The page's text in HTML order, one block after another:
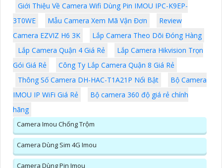
Giới Thiệu Về Camera Wifi Dùng Pin IMOU IPC-K9EP-
3T0WE
Mẫu Camera Xem Mã Vận Đơn
Review
Camera EZVIZ H6 3K
Lắp Camera Theo Dõi Đóng Hàng
Lắp Camera Quận 4 Giá Rẻ
Lắp Camera Hikvision Trọn
Gói Giá Rẻ
Công Ty Lắp Camera Quận 8 Giá Rẻ
Thông Số Camera DH-HAC-T1A21P Nổi Bật
Bộ Camera
IMOU IP WiFi Giá Rẻ
Bộ camera 360 độ giá rẻ chính
hãng
Camera Imou Chống Trộm
Camera Dùng Sim 4G Imou
Camera Dùng Pin Imou